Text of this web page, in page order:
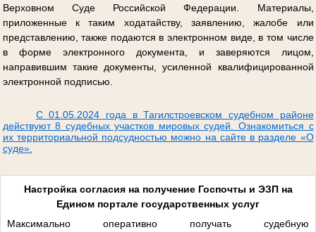
Верховном Суде Российской Федерации. Материалы,
приложенные к таким ходатайству, заявлению, жалобе или
представлению, также подаются в электронном виде, в том числе
в форме электронного документа, и заверяются лицом,
направившим такие документы, усиленной квалифицированной
электронной подписью.
С 01.05.2024 года в Тагилстроевском судебном районе
действуют 8 судебных участков мировых судей. Ознакомиться с
их территориальной подсудностью можно на сайте в разделе «О
суде».
Настройка согласия на получение Госпочты и ЭЗП на
Едином портале государственных услуг
Максимально оперативно получать судебную